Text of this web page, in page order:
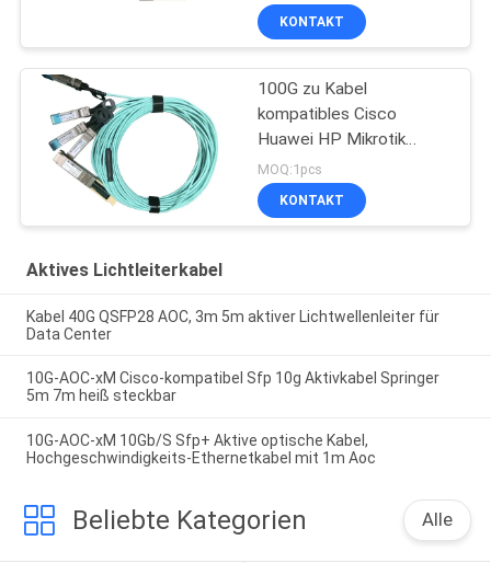
KONTAKT
100G zu Kabel
kompatibles Cisco
Huawei HP Mikrotik
4x25G SFP28 Aoc
MOQ:1pcs
KONTAKT
Aktives Lichtleiterkabel
Kabel 40G QSFP28 AOC, 3m 5m aktiver Lichtwellenleiter für
Data Center
10G-AOC-xM Cisco-kompatibel Sfp 10g Aktivkabel Springer
5m 7m heiß steckbar
10G-AOC-xM 10Gb/S Sfp+ Aktive optische Kabel,
Hochgeschwindigkeits-Ethernetkabel mit 1m Aoc
Beliebte Kategorien Alle